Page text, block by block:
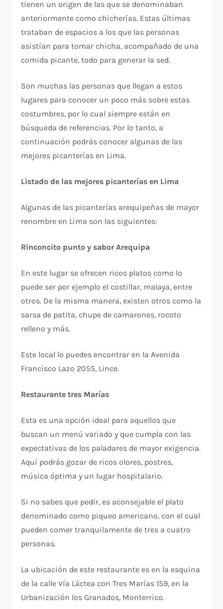
tienen un origen de las que se denominaban
anteriormente como chicherías. Estas últimas
trataban de espacios a los que las personas
asistían para tomar chicha, acompañado de una
comida picante, todo para generar la sed.
Son muchas las personas que llegan a estos
lugares para conocer un poco más sobre estas
costumbres, por lo cual siempre están en
búsqueda de referencias. Por lo tanto, a
continuación podrás conocer algunas de las
mejores picanterías en Lima.
Listado de las mejores picanterías en Lima
Algunas de las picanterías arequipeñas de mayor
renombre en Lima son las siguientes:
Rinconcito punto y sabor Arequipa
En este lugar se ofrecen ricos platos como lo
puede ser por ejemplo el costillar, malaya, entre
otros. De la misma manera, existen otros como la
sarsa de patita, chupe de camarones, rocoto
relleno y más.
Este local lo puedes encontrar en la Avenida
Francisco Lazo 2055, Lince.
Restaurante tres Marías
Esta es una opción ideal para aquellos que
buscan un menú variado y que cumpla con las
expectativas de los paladares de mayor exigencia.
Aquí podrás gozar de ricos olores, postres,
música óptima y un lugar hospitalario.
Si no sabes que pedir, es aconsejable el plato
denominado como piqueo americano, con el cual
pueden comer tranquilamente de tres a cuatro
personas.
La ubicación de este restaurante es en la esquina
de la calle Vía Láctea con Tres Marías 159, en la
Urbanización los Granados, Monterrico.